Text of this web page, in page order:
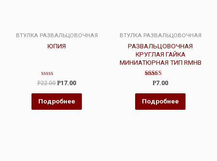
ВТУЛКА РАЗВАЛЬЦОВОЧНАЯ
ЮПИЯ
Оценка
0
из
5
Р22.00 Р17.00
Подробнее
ВТУЛКА РАЗВАЛЬЦОВОЧНАЯ
РАЗВАЛЬЦОВОЧНАЯ
КРУГЛАЯ ГАЙКА
МИНИАТЮРНАЯ ТИП RMHB
Оценка
5.00
из 5
Р7.00
Подробнее